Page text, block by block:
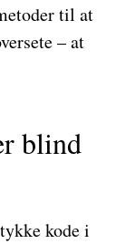
til at
– at
blind
kode i